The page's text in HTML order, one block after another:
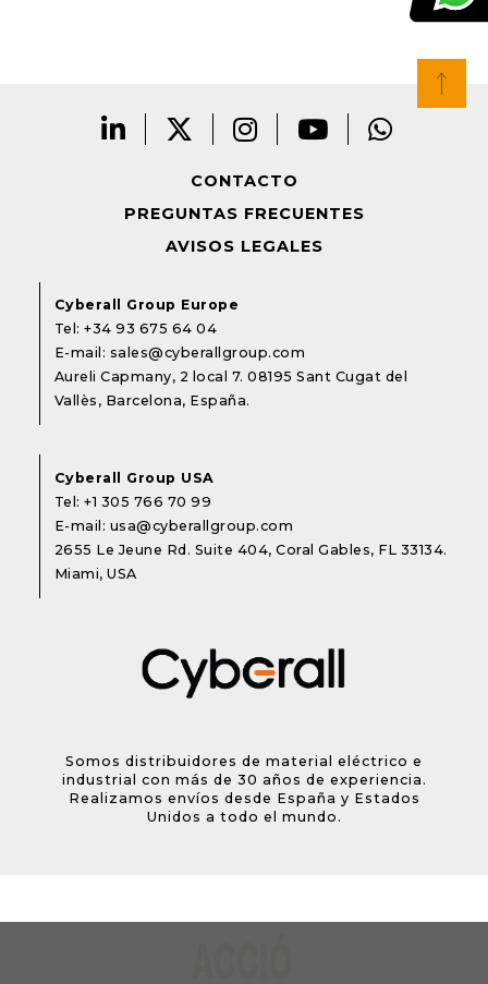
CONTACTO
PREGUNTAS FRECUENTES
AVISOS LEGALES
Cyberall Group Europe
Tel:+34 93 675 64 04
E-mail: sales@cyberallgroup.com
Aureli Capmany, 2 local 7. 08195 Sant Cugat del
Vallès, Barcelona, España.
Cyberall Group USA
Tel:+1 305 766 70 99
E-mail: usa@cyberallgroup.com
2655 Le Jeune Rd. Suite 404, Coral Gables, FL 33134.
Miami, USA
Somos distribuidores de material eléctrico e
industrial con más de 30 años de experiencia.
Realizamos envíos desde España y Estados
Unidos a todo el mundo.